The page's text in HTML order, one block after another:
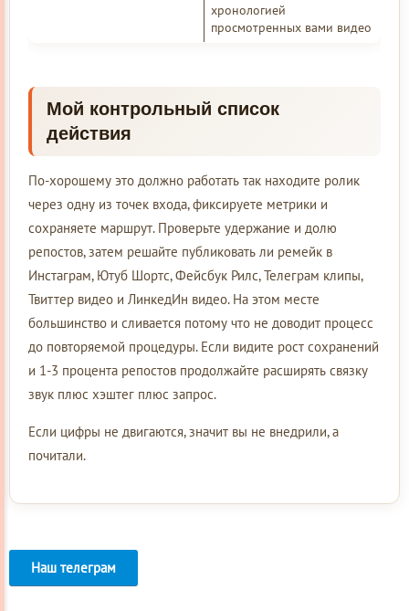
хронологией
просмотренных вами видео
Мой контрольный список
действия
По-хорошему это должно работать так находите ролик
через одну из точек входа, фиксируете метрики и
сохраняете маршрут. Проверьте удержание и долю
репостов, затем решайте публиковать ли ремейк в
Инстаграм, Ютуб Шортс, Фейсбук Рилс, Телеграм клипы,
Твиттер видео и ЛинкедИн видео. На этом месте
большинство и сливается потому что не доводит процесс
до повторяемой процедуры. Если видите рост сохранений
и 1-3 процента репостов продолжайте расширять связку
звук плюс хэштег плюс запрос.
Если цифры не двигаются, значит вы не внедрили, а
почитали.
Наш телеграм